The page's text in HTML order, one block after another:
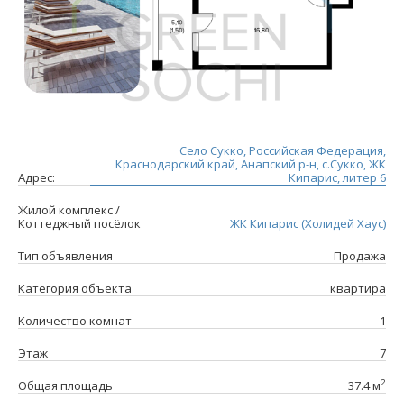
Адрес:
Село Сукко, Российская Федерация,
Краснодарский край, Анапский р-н, с.Сукко, ЖК
Кипарис, литер 6
Жилой комплекс /
Коттеджный посёлок
ЖК Кипарис (Холидей Хаус)
Тип объявления
Продажа
Категория объекта
квартира
Количество комнат
1
Этаж
7
Общая площадь
37.4 м2